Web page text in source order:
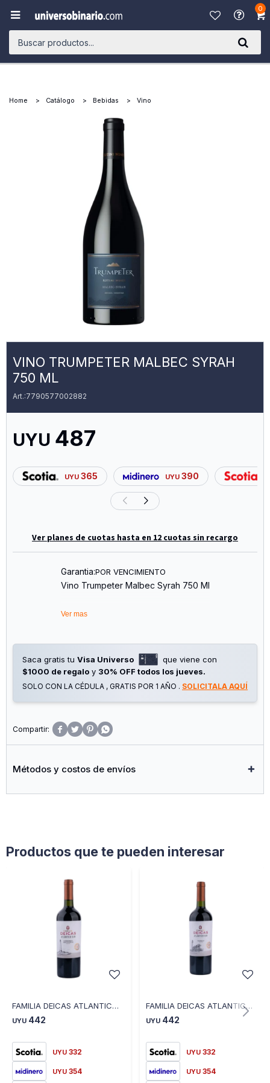
0

Home Catálogo Bebidas Vino
VINO TRUMPETER MALBEC SYRAH
750 ML
7790577002882
UYU 487
UYU 365 UYU 390
Ver planes de cuotas hasta en 12 cuotas sin recargo
Garantia:POR VENCIMIENTO
Vino Trumpeter Malbec Syrah 750 Ml
Ver mas
Saca gratis tu Visa Universo
que viene con
$1000 de regalo y 30% OFF todos los jueves.
SOLO CON LA CÉDULA , GRATIS POR 1 AÑO . SOLICITALA AQUÍ
   
Métodos y costos de envíos
Productos que te pueden interesar
FAMILIA DEICAS ATLANTICO SUR CABERNET SAUVIGNON
UYU 442
UYU 332
UYU 354
FAMILIA DEICAS ATLANTICO SUR TANNAT - TANNAT
UYU 442
UYU 332
UYU 354